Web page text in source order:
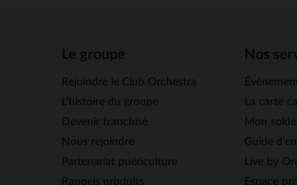
Le groupe
Rejoindre le Club Orchestra
L’histoire du groupe
Devenir franchisé
Nous rejoindre
Partenariat puériculture
Rappels produits
Nos
La carte
Mon
Guide
Live by
Espace